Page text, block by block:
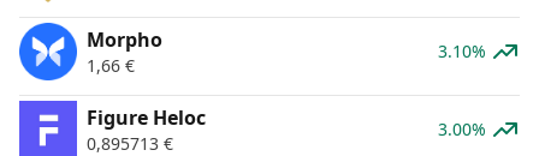
Morpho
1,66 €
3.10%
Figure Heloc
0,895713 €
3.00%